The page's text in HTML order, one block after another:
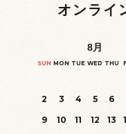
オンライ
8月
SUN MON TUE WED THU
2
3 4 5 6
9
10 11 12 13